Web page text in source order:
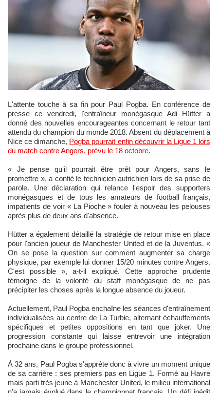
L'attente touche à sa fin pour Paul Pogba. En conférence de
presse ce vendredi, l'entraîneur monégasque Adi Hütter a
donné des nouvelles encourageantes concernant le retour tant
attendu du champion du monde 2018. Absent du déplacement à
Nice ce dimanche, Pogba pourrait enfin découvrir la Ligue 1 lors
du match contre Angers, prévu le 18 octobre.
« Je pense qu'il pourrait être prêt pour Angers, sans le
promettre », a confié le technicien autrichien lors de sa prise de
parole. Une déclaration qui relance l'espoir des supporters
monégasques et de tous les amateurs de football français,
impatients de voir « La Pioche » fouler à nouveau les pelouses
après plus de deux ans d'absence.
Hütter a également détaillé la stratégie de retour mise en place
pour l'ancien joueur de Manchester United et de la Juventus. «
On se pose la question sur comment augmenter sa charge
physique, par exemple lui donner 15/20 minutes contre Angers.
C'est possible », a-t-il expliqué. Cette approche prudente
témoigne de la volonté du staff monégasque de ne pas
précipiter les choses après la longue absence du joueur.
Actuellement, Paul Pogba enchaîne les séances d'entraînement
individualisées au centre de La Turbie, alternant échauffements
spécifiques et petites oppositions en tant que joker. Une
progression constante qui laisse entrevoir une intégration
prochaine dans le groupe professionnel.
À 32 ans, Paul Pogba s'apprête donc à vivre un moment unique
de sa carrière : ses premiers pas en Ligue 1. Formé au Havre
mais parti très jeune à Manchester United, le milieu international